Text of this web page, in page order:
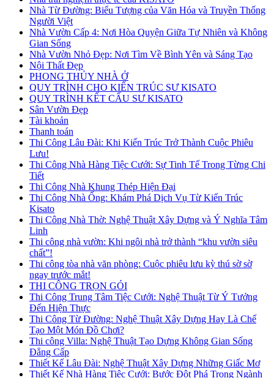
Nhà Từ Đường: Biểu Tượng của Văn Hóa và Truyền Thống
Người Việt
Nhà Vườn Cấp 4: Nơi Hòa Quyện Giữa Tự Nhiên và Không
Gian Sống
Nhà Vườn Nhỏ Đẹp: Nơi Tìm Về Bình Yên và Sáng Tạo
Nội Thất Đẹp
PHONG THỦY NHÀ Ở
QUY TRÌNH CHO KIẾN TRÚC SƯ KISATO
QUY TRÌNH KẾT CẤU SƯ KISATO
Sân Vườn Đẹp
Tài khoản
Thanh toán
Thi Công Lâu Đài: Khi Kiến Trúc Trở Thành Cuộc Phiêu
Lưu!
Thi Công Nhà Hàng Tiệc Cưới: Sự Tinh Tế Trong Từng Chi
Tiết
Thi Công Nhà Khung Thép Hiện Đại
Thi Công Nhà Ống: Khám Phá Dịch Vụ Từ Kiến Trúc
Kisato
Thi Công Nhà Thờ: Nghệ Thuật Xây Dựng và Ý Nghĩa Tâm
Linh
Thi công nhà vườn: Khi ngôi nhà trở thành “khu vườn siêu
chất”!
Thi công tòa nhà văn phòng: Cuộc phiêu lưu kỳ thú sờ sờ
ngay trước mắt!
THI CÔNG TRỌN GÓI
Thi Công Trung Tâm Tiệc Cưới: Nghệ Thuật Từ Ý Tưởng
Đến Hiện Thực
Thi Công Từ Đường: Nghệ Thuật Xây Dựng Hay Là Chế
Tạo Một Món Đồ Chơi?
Thi công Villa: Nghệ Thuật Tạo Dựng Không Gian Sống
Đẳng Cấp
Thiết Kế Lâu Đài: Nghệ Thuật Xây Dựng Những Giấc Mơ
Thiết Kế Nhà Hàng Tiệc Cưới: Bước Đột Phá Trong Ngành